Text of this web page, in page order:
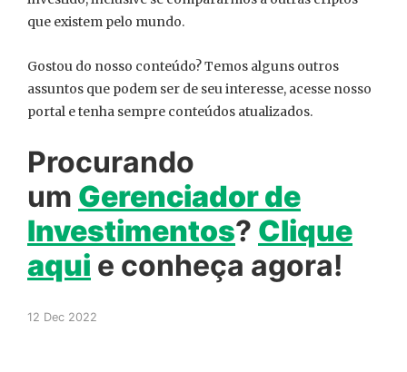
que existem pelo mundo.
Gostou do nosso conteúdo? Temos alguns outros
assuntos que podem ser de seu interesse, acesse nosso
portal e tenha sempre conteúdos atualizados.
Procurando
um Gerenciadorde
Investimentos? Clique
aqui e conheça agora!
12 Dec 2022